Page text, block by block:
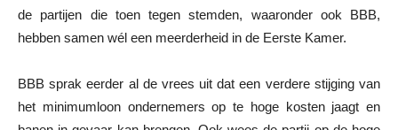
de partijen die toen tegen stemden, waaronder ook BBB,
hebben samen wél een meerderheid in de Eerste Kamer.
BBB sprak eerder al de vrees uit dat een verdere stijging van
het minimumloon ondernemers op te hoge kosten jaagt en